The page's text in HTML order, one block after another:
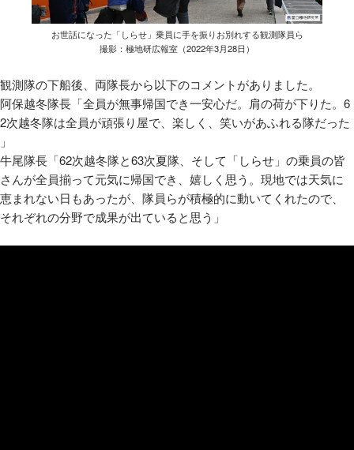
お世話になった「しらせ」乗員に手を振りお別れする観測隊員ら
撮影：極地研広報室（2022年3月28日）
観測隊の下船後、両隊長から以下のコメントがありました。
阿保越冬隊長「全員が無事帰国でき一安心だ。肩の荷が下りた。6
2次越冬隊は全員が頑張り屋で、楽しく、笑いがあふれる隊だった
」
牛尾隊長「62次越冬隊と63次夏隊、そして「しらせ」の乗員の皆
さんが全員揃って元気に帰国でき、嬉しく思う。現地では天気に
恵まれない日もあったが、隊員らが積極的に動いてくれたので、
それぞれの分野で成果が出ていると思う」